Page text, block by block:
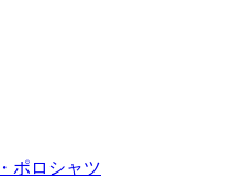
ポロシャツ